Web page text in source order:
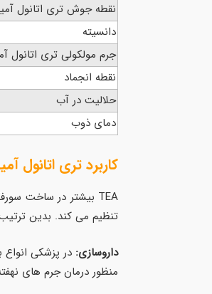
نقطه جوش تری اتانول
دانسیته
جرم مولکولی تری اتانول
نقطه انجماد
حلالیت در آب
دمای ذوب
کاربردتری اتانول
تنظیم می کند. بدین
داروسازی: در پزشکی
منظور درمان جرم های